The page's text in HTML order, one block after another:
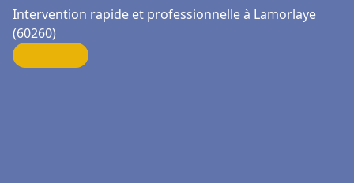
Intervention rapide et professionnelle à Lamorlaye
(60260)